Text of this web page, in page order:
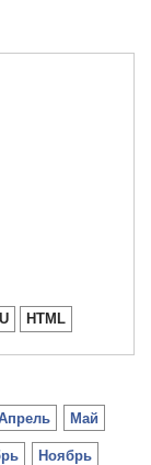
HTML
Май
Ноябрь